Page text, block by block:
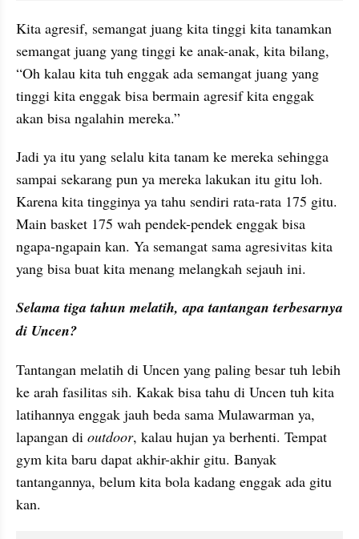
Kita agresif, semangat juang kita tinggi kita tanamkan
semangat juang yang tinggi ke anak-anak, kita bilang,
“Oh kalau kita tuh enggak ada semangat juang yang
tinggi kita enggak bisa bermain agresif kita enggak
akan bisa ngalahin mereka.”
Jadi ya itu yang selalu kita tanam ke mereka sehingga
sampai sekarang pun ya mereka lakukan itu gitu loh.
Karena kita tingginya ya tahu sendiri rata-rata 175 gitu.
Main basket 175 wah pendek-pendek enggak bisa
ngapa-ngapain kan. Ya semangat sama agresivitas kita
yang bisa buat kita menang melangkah sejauh ini.
Selama tiga tahun melatih, apa tantangan terbesarnya
di Uncen?
Tantangan melatih di Uncen yang paling besar tuh lebih
ke arah fasilitas sih. Kakak bisa tahu di Uncen tuh kita
latihannya enggak jauh beda sama Mulawarman ya,
lapangan di outdoor, kalau hujan ya berhenti. Tempat
gym kita baru dapat akhir-akhir gitu. Banyak
tantangannya, belum kita bola kadang enggak ada gitu
kan.